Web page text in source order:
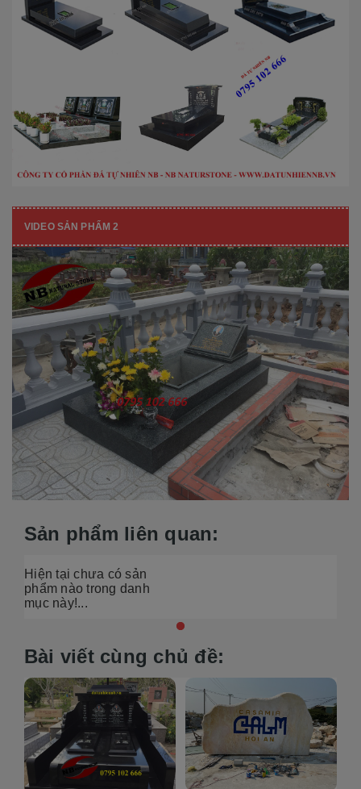
VIDEO SẢN PHẨM 2
Sản phẩm liên quan:
Hiện tại chưa có sản
phẩm nào trong danh
mục này!...
Bài viết cùng chủ đề: